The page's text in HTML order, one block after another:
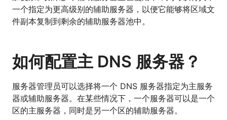
一个指定为更高级别的辅助服务器，以便它能够将区域文
件副本复制到剩余的辅助服务器池中。
如何配置主 DNS 服务器？
服务器管理员可以选择将一个 DNS 服务器指定为主服务
器或辅助服务器。在某些情况下，一个服务器可以是一个
区的主服务器，同时是另一个区的辅助服务器。